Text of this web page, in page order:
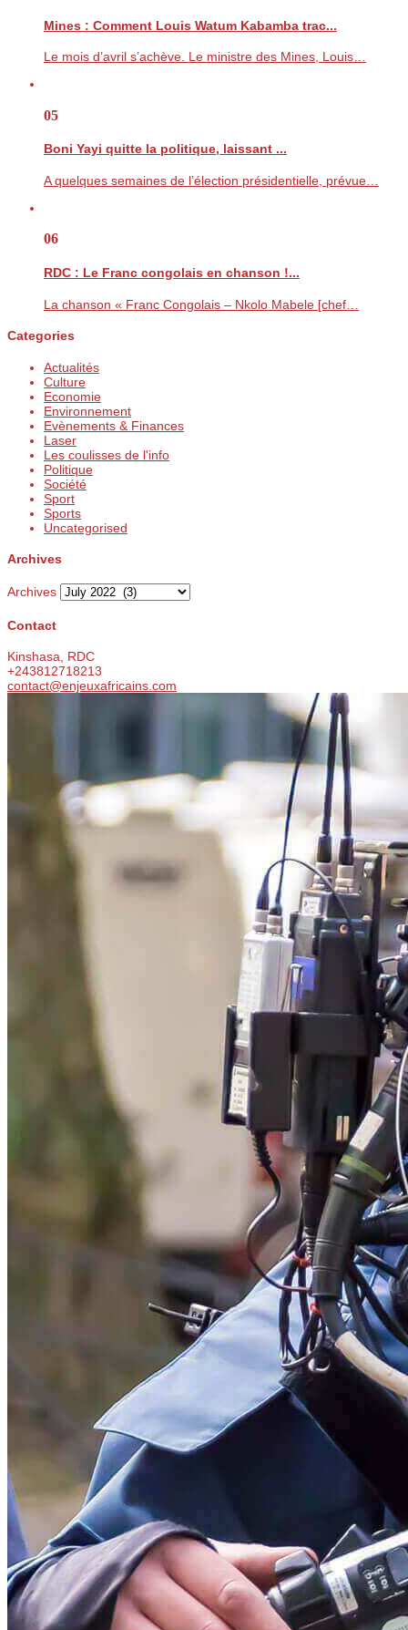
Mines : Comment Louis Watum Kabamba trac...
Le mois d’avril s’achève. Le ministre des Mines, Louis…
05
Boni Yayi quitte la politique, laissant ...
A quelques semaines de l’élection présidentielle, prévue…
06
RDC : Le Franc congolais en chanson !...
La chanson « Franc Congolais – Nkolo Mabele [chef…
Categories
Actualités
Culture
Economie
Environnement
Evènements & Finances
Laser
Les coulisses de l'info
Politique
Société
Sport
Sports
Uncategorised
Archives
Archives
Contact
Kinshasa, RDC
+243812718213
contact@enjeuxafricains.com